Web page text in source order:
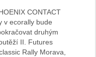
CONTACT
v ecorally bude
druhým
II. Futures
Rally Morava,